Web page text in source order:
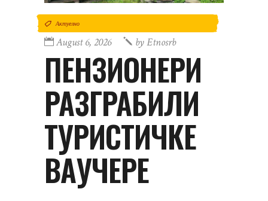
Актуелно
August 6, 2026 byEtnosrb
ПЕНЗИОНЕРИ
РАЗГРАБИЛИ
ТУРИСТИЧКЕ
ВАУЧЕРЕ